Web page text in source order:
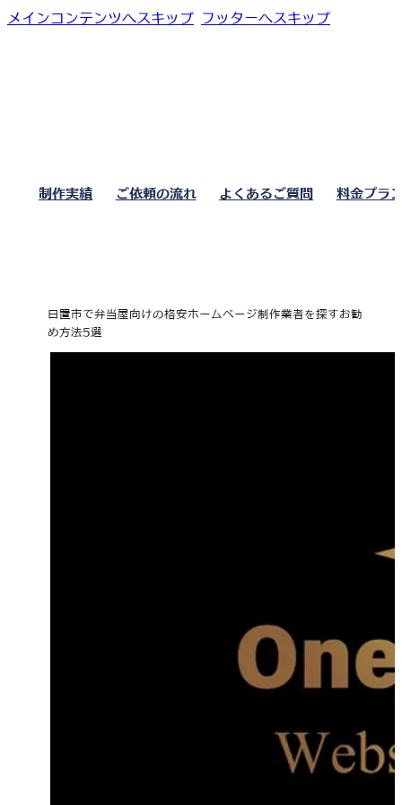
メインコンテンツへスキップ フッターへスキップ
制作実績 ご依頼の流れ よくあるご質問 料金プラ
日置市で弁当屋向けの格安ホームページ制作業者を探すお勧
め方法5選